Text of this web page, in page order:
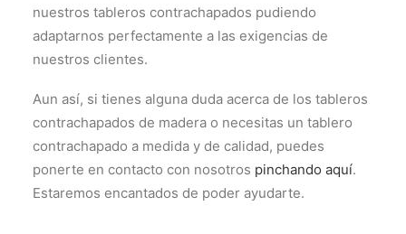
nuestros tableros contrachapados pudiendo
adaptarnos perfectamente a las exigencias de
nuestros clientes.
Aun así, si tienes alguna duda acerca de los tableros
contrachapados de madera o necesitas un tablero
contrachapado a medida y de calidad, puedes
ponerte en contacto con nosotros pinchando aquí.
Estaremos encantados de poder ayudarte.